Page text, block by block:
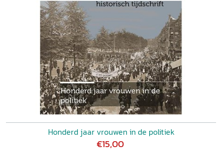
Honderd jaar vrouwen in de politiek
€15,00